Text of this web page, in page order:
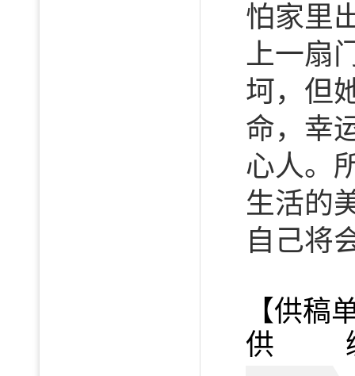
怕家里
上一扇
坷，但
命，幸
心人。
生活的
自己将
【供
供 编